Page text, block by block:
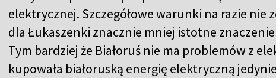
elektrycznej. Szczegółowe warunki na razie nie
dla Łukaszenki znacznie mniej istotne
Tym bardziej że Białoruś nie ma problemów z
kupowała białoruską energię elektryczną